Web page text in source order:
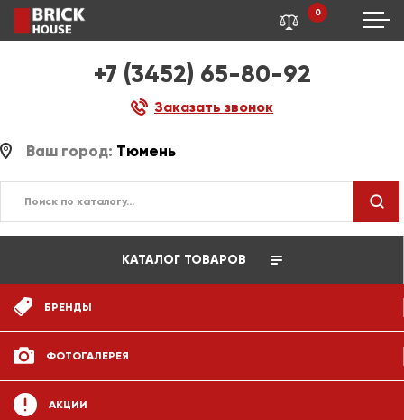
+7 (3452) 65-80-92
Заказать звонок
0
Ваш город: Тюмень
КАТАЛОГ ТОВАРОВ
БРЕНДЫ
ФОТОГАЛЕРЕЯ
АКЦИИ